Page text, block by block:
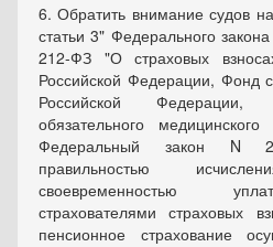
6. Обратить внимание судов
статьи 3" Федерального
212-ФЗ "О страховых
Российской Федерации, Фонд
Российской
обязательного
Федеральный закон N
правильностью
своевременностью
страхователями страховых
пенсионное страхование